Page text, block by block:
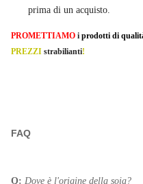
prima di un acquisto.
PROMETTIAMO i prodotti di
PREZZI strabilianti!
FAQ
Q: Dove è l'origine della soia?